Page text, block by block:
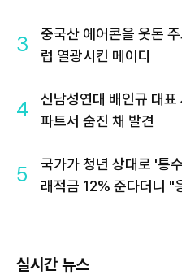
3
중국산 에어콘을 웃돈
럽 열광시킨 메이디
4
신남성연대 배인규 대
파트서 숨진 채 발견
5
국가가 청년 상대로 '통
래적금 12% 준다더니 "
실시간 뉴스